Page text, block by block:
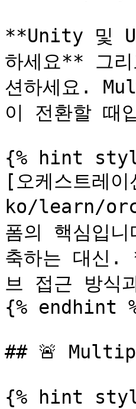
**Unity 및
하세요** 그
션하세요.
이 전환할 때
{% hint
[오케스트레
ko/learn/
폼의 핵심입
축하는 대신.
브 접근 방식
{% endhint
## 🚨
{% hint